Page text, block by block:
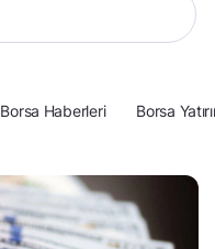
Borsa Haberleri Borsa